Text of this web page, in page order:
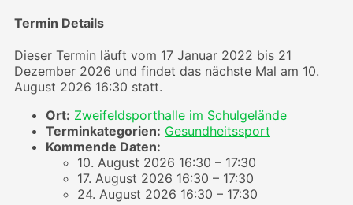
Termin Details
Dieser Termin läuft vom 17 Januar 2022 bis 21
Dezember 2026 und findet das nächste Mal am 10.
August 2026 16:30 statt.
Ort: Zweifeldsporthalle im Schulgelände
Terminkategorien: Gesundheitssport
Kommende Daten:
10. August 2026 16:30 – 17:30
17. August 2026 16:30 – 17:30
24. August 2026 16:30 – 17:30